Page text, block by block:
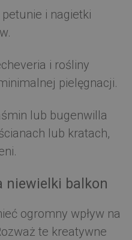
i nagietki
i rośliny
pielęgnacji.
lub bugenwilla
lub kratach,
niewielki balkon
ogromny wpływ na
te kreatywne